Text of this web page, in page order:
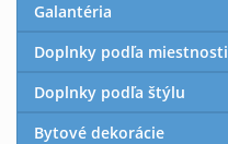
Galantéria
Doplnky podľa miestnosti
Doplnky podľa štýlu
Bytové dekorácie